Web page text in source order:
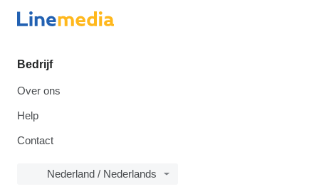
Bedrijf
Over ons
Help
Contact
Nederland / Nederlands